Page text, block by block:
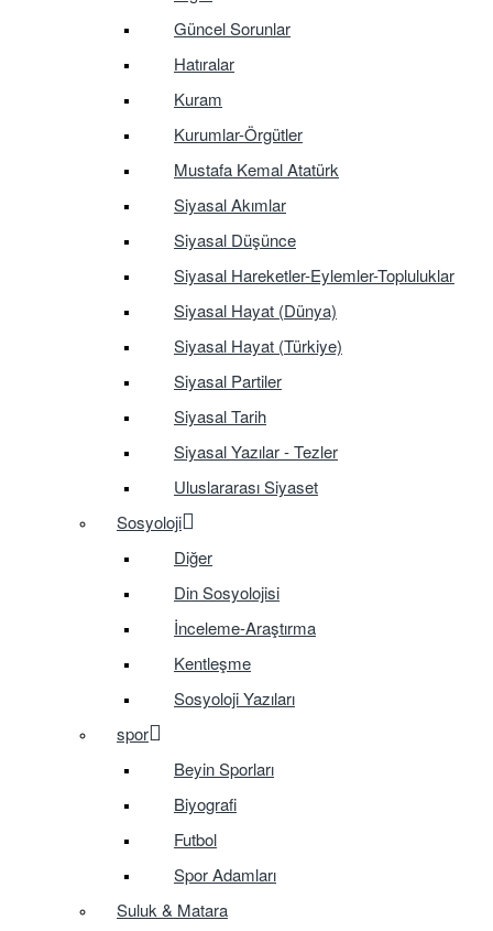
Güncel Sorunlar
Hatıralar
Kuram
Kurumlar-Örgütler
Mustafa Kemal Atatürk
Siyasal Akımlar
Siyasal Düşünce
Siyasal Hareketler-Eylemler-Topluluklar
Siyasal Hayat (Dünya)
Siyasal Hayat (Türkiye)
Siyasal Partiler
Siyasal Tarih
Siyasal Yazılar - Tezler
Uluslararası Siyaset
Sosyoloji
Diğer
Din Sosyolojisi
İnceleme-Araştırma
Kentleşme
Sosyoloji Yazıları
spor
Beyin Sporları
Biyografi
Futbol
Spor Adamları
Suluk & Matara